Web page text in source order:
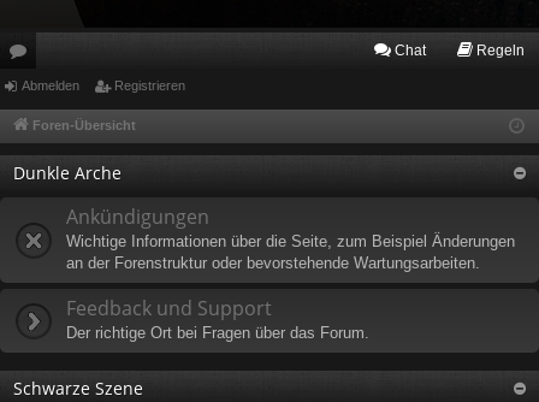
or
en
Chat Regeln
Abmelden Registrieren
Foren-Übersicht
Dunkle Arche
Ankündigungen
Wichtige Informationen über die Seite, zum Beispiel Änderungen
an der Forenstruktur oder bevorstehende Wartungsarbeiten.
Feedback und Support
Der richtige Ort bei Fragen über das Forum.
Schwarze Szene